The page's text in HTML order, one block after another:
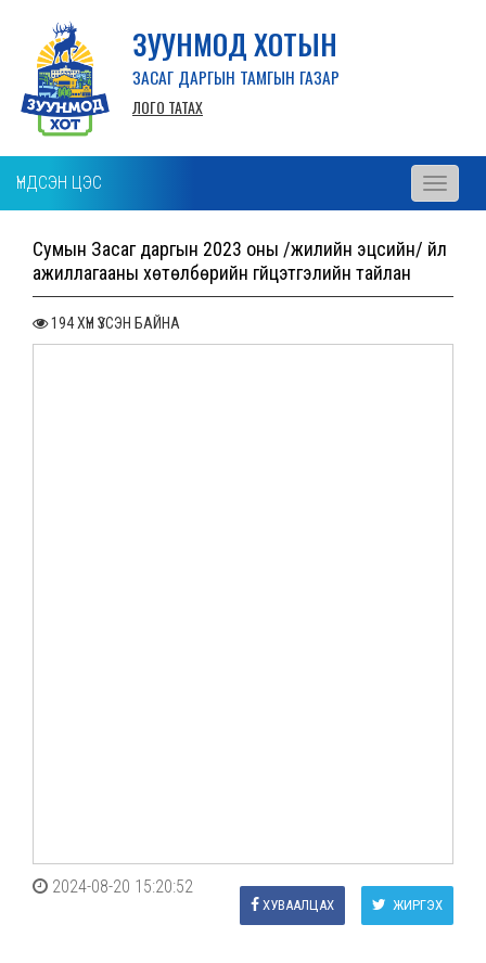
ЗУУНМОД ХОТЫН
ЗАСАГ ДАРГЫН ТАМГЫН ГАЗАР
ЛОГО ТАТАХ
ҮНДСЭН ЦЭС
Toggle
Сумын Засаг даргын 2023 оны /жилийн эцсийн/ үйл
ажиллагааны хөтөлбөрийн гүйцэтгэлийн тайлан
194 ХҮН ҮЗСЭН БАЙНА
2024-08-20 15:20:52
ЖИРГЭХ
ХУВААЛЦАХ